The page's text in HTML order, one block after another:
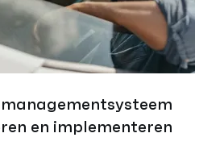
en implementeren